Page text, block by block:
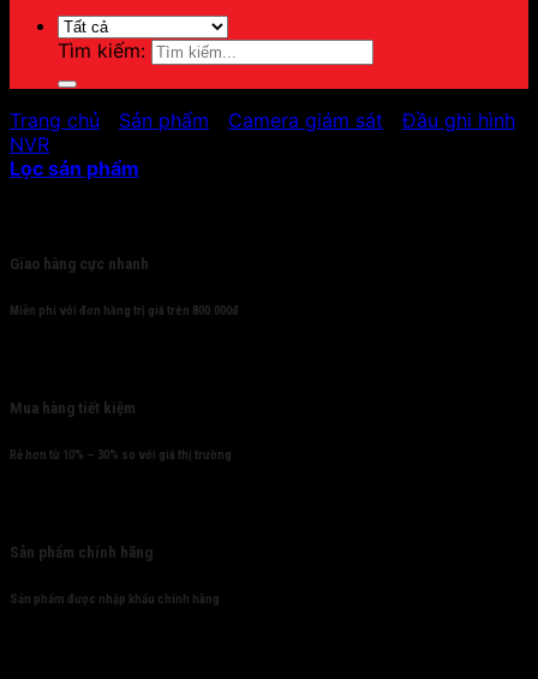
Tìm kiếm:
Trang chủ Sản phẩm Camera giám sát Đầu ghi hình
NVR
Lọc sản phẩm
Giao hàng cực nhanh
Miễn phí với đơn hàng trị giá trên 800.000đ
Mua hàng tiết kiệm
Rẻ hơn từ 10% – 30% so với giá thị trường
Sản phẩm chính hãng
Sản phẩm được nhập khẩu chính hãng